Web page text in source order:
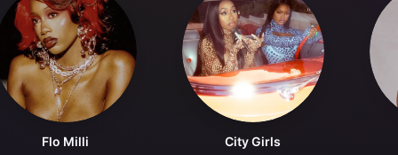
Flo Milli City Girls